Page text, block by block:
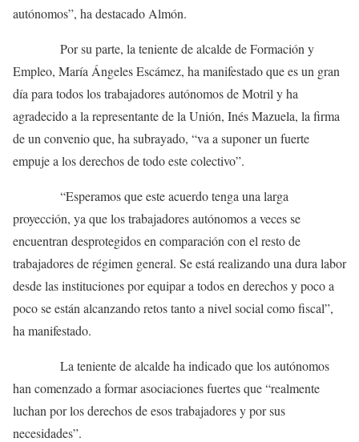
autónomos”, ha destacado Almón.
Por su parte, la teniente de alcalde de Formación y
Empleo, María Ángeles Escámez, ha manifestado que es un gran
día para todos los trabajadores autónomos de Motril y ha
agradecido a la representante de la Unión, Inés Mazuela, la firma
de un convenio que, ha subrayado, “va a suponer un fuerte
empuje a los derechos de todo este colectivo”.
“Esperamos que este acuerdo tenga una larga
proyección, ya que los trabajadores autónomos a veces se
encuentran desprotegidos en comparación con el resto de
trabajadores de régimen general. Se está realizando una dura labor
desde las instituciones por equipar a todos en derechos y poco a
poco se están alcanzando retos tanto a nivel social como fiscal”,
ha manifestado.
La teniente de alcalde ha indicado que los autónomos
han comenzado a formar asociaciones fuertes que “realmente
luchan por los derechos de esos trabajadores y por sus
necesidades”.